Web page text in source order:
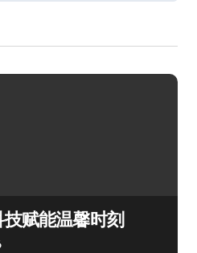
赋能温馨时刻